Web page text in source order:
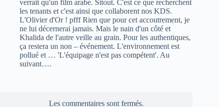
verrait qu'un film arabe. Sitout. C'est ce que recherchent
les tenants et c'est ainsi que collaborent nos KDS.
L'Olivier d'Or ! pfff Rien que pour cet accoutrement, je
ne lui décernerai jamais. Mais le nain d'un côté et
Khalida de l'autre veille au grain. Pour les authentiques,
ça restera un non – événement. L'environnement est
pollué et … 'L'équipage n'est pas compétent'. Au
suivant….
Les commentaires sont fermés.